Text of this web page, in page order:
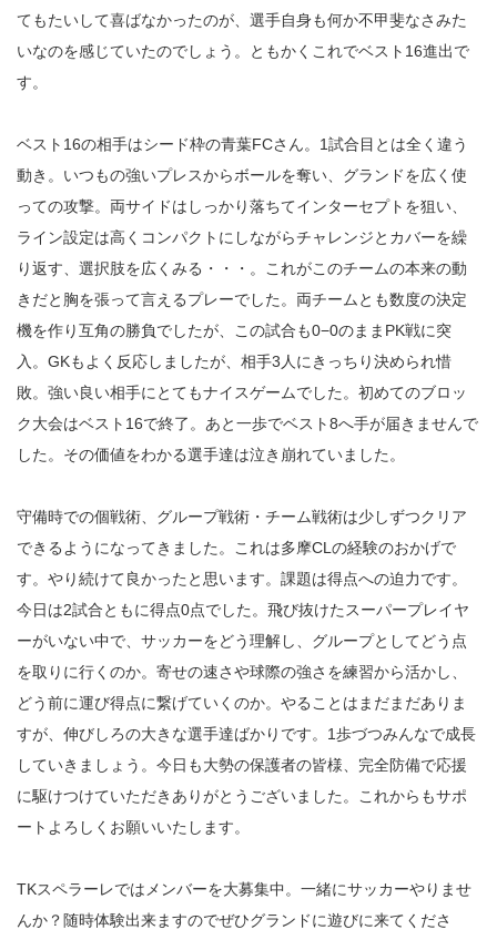
てもたいして喜ばなかったのが、選手自身も何か不甲斐なさみた
いなのを感じていたのでしょう。ともかくこれでベスト16進出で
す。
ベスト16の相手はシード枠の青葉FCさん。1試合目とは全く違う
動き。いつもの強いプレスからボールを奪い、グランドを広く使
っての攻撃。両サイドはしっかり落ちてインターセプトを狙い、
ライン設定は高くコンパクトにしながらチャレンジとカバーを繰
り返す、選択肢を広くみる・・・。これがこのチームの本来の動
きだと胸を張って言えるプレーでした。両チームとも数度の決定
機を作り互角の勝負でしたが、この試合も0−0のままPK戦に突
入。GKもよく反応しましたが、相手3人にきっちり決められ惜
敗。強い良い相手にとてもナイスゲームでした。初めてのブロッ
ク大会はベスト16で終了。あと一歩でベスト8へ手が届きませんで
した。その価値をわかる選手達は泣き崩れていました。
守備時での個戦術、グループ戦術・チーム戦術は少しずつクリア
できるようになってきました。これは多摩CLの経験のおかげで
す。やり続けて良かったと思います。課題は得点への迫力です。
今日は2試合ともに得点0点でした。飛び抜けたスーパープレイヤ
ーがいない中で、サッカーをどう理解し、グループとしてどう点
を取りに行くのか。寄せの速さや球際の強さを練習から活かし、
どう前に運び得点に繋げていくのか。やることはまだまだありま
すが、伸びしろの大きな選手達ばかりです。1歩づつみんなで成長
していきましょう。今日も大勢の保護者の皆様、完全防備で応援
に駆けつけていただきありがとうございました。これからもサポ
ートよろしくお願いいたします。
TKスペラーレではメンバーを大募集中。一緒にサッカーやりませ
んか？随時体験出来ますのでぜひグランドに遊びに来てくださ